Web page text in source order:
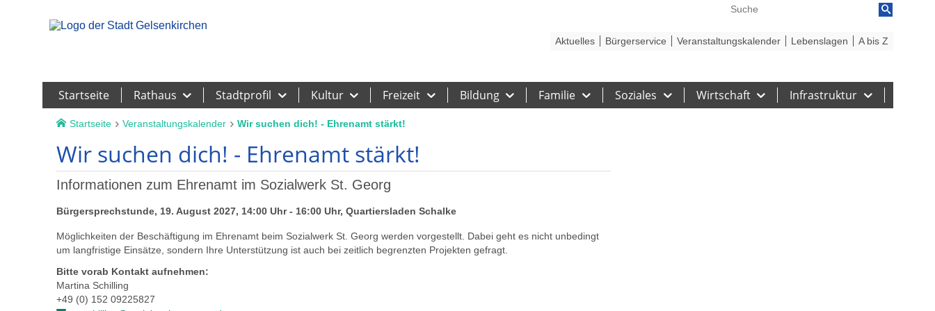
Startseite Rathaus Stadtprofil Kultur Freizeit Bildung Familie Soziales Wirtschaft Infrastruktur
Aktuelles Bürgerservice Veranstaltungskalender Lebenslagen A bis Z
Startseite Veranstaltungskalender Wir suchen dich! - Ehrenamt stärkt!
Wir suchen dich! - Ehrenamt stärkt!
Informationen zum Ehrenamt im Sozialwerk St. Georg
Bürgersprechstunde, 19. August 2027, 14:00 Uhr - 16:00 Uhr, Quartiersladen Schalke
Möglichkeiten der Beschäftigung im Ehrenamt beim Sozialwerk St. Georg werden vorgestellt. Dabei geht es nicht unbedingt
um langfristige Einsätze, sondern Ihre Unterstützung ist auch bei zeitlich begrenzten Projekten gefragt.
Bitte vorab Kontakt aufnehmen:
Martina Schilling
+49 (0) 152 09225827